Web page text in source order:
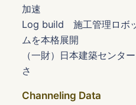
加速
Log build 施工管理ロボ
ムを本格展開
（一財）日本建築セン
さ
Channeling Data